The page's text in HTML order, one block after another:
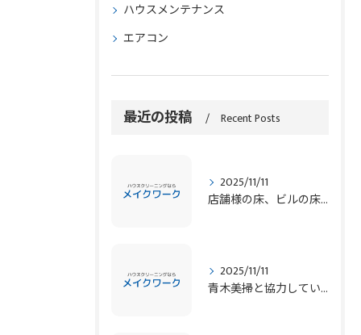
ハウスメンテナンス
エアコン
最近の投稿 Recent Posts
2025/11/11
店舗様の床、ビルの床、マンションの床、定期清掃 青木美掃が対応します！
2025/11/11
青木美掃と協力しています！ 弊社協力会社 ビルメンテナンスなど